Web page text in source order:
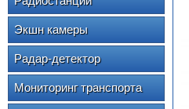
Экшн камеры
Радар-детектор
Мониторинг транспорта